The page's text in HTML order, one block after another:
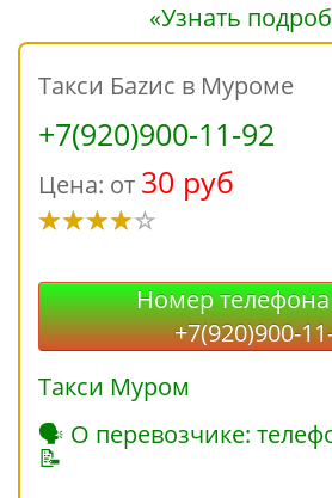
«Узнать
Такси Баzис в Муроме
+7(920)900-11-92
Цена: от 30 руб
Номер телефона
+7(920)900-
Такси Муром
🗣 О перевозчике:
📝